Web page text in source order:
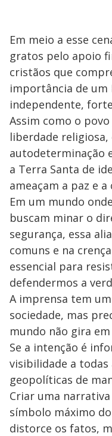
Em meio a esse
gratos pelo apoio
cristãos que
importância de um
independente,
Assim como o
liberdade
autodeterminação
a Terra Santa de
ameaçam a paz e
Em um mundo
buscam minar o
segurança, essa
comuns e na
essencial para
defendermos a
A imprensa tem
sociedade, mas
mundo não gira
Se a intenção é
visibilidade a
geopolíticas de
Criar uma
símbolo máximo
distorce os fatos,